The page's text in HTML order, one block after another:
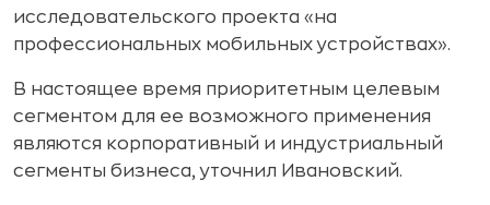
исследовательского проекта «на
профессиональных мобильных устройствах».
В настоящее время приоритетным целевым
сегментом для ее возможного применения
являются корпоративный и индустриальный
сегменты бизнеса, уточнил Ивановский.